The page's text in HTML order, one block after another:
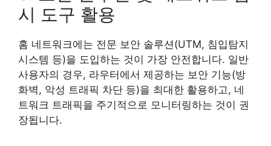
시 도구 활용
홈 네트워크에는 전문 보안 솔루션(UTM, 침입탐지
시스템 등)을 도입하는 것이 가장 안전합니다. 일반
사용자의 경우, 라우터에서 제공하는 보안 기능(방
화벽, 악성 트래픽 차단 등)을 최대한 활용하고, 네
트워크 트래픽을 주기적으로 모니터링하는 것이 권
장됩니다.